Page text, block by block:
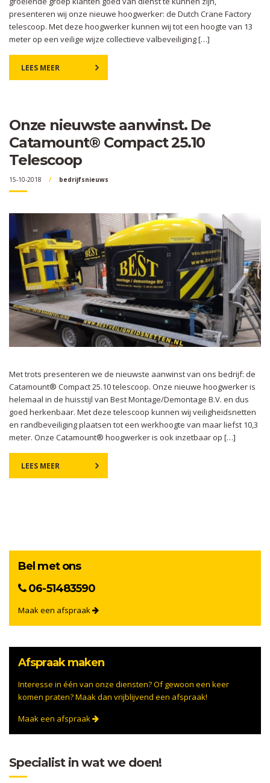
presenteren wij onze nieuwe hoogwerker: de Dutch Crane Factory
telescoop. Met deze hoogwerker kunnen wij tot een hoogte van 13
meter op een veilige wijze collectieve valbeveiliging […]
LEES MEER
Onze nieuwste aanwinst. De
Catamount® Compact 25.10
Telescoop
15-10-2018 bedrijfsnieuws
Met trots presenteren we de nieuwste aanwinst van ons bedrijf: de
Catamount® Compact 25.10 telescoop. Onze nieuwe hoogwerker is
helemaal in de huisstijl van Best Montage/Demontage B.V. en dus
goed herkenbaar. Met deze telescoop kunnen wij veiligheidsnetten
en randbeveiliging plaatsen tot een werkhoogte van maar liefst 10,3
meter. Onze Catamount® hoogwerker is ook inzetbaar op […]
LEES MEER
Bel met ons
06-51483590
Maak een afspraak
Afspraak maken
Interesse in één van onze diensten? Of gewoon een keer
komen praten? Maak dan vrijblijvend een afspraak!
Maak een afspraak
Specialist in wat we doen!